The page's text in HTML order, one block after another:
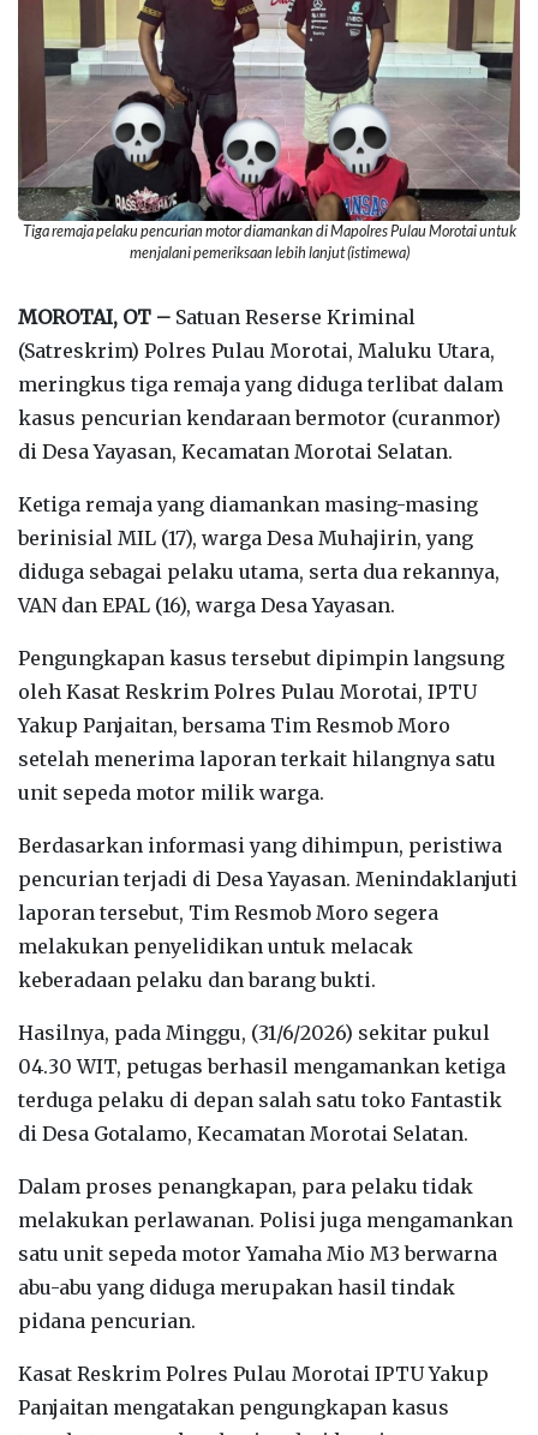
Tiga remaja pelaku pencurian motor diamankan di Mapolres Pulau Morotai untuk
menjalani pemeriksaan lebih lanjut (istimewa)
‎MOROTAI, OT – Satuan Reserse Kriminal
(Satreskrim) Polres Pulau Morotai, Maluku Utara,
meringkus tiga remaja yang diduga terlibat dalam
kasus pencurian kendaraan bermotor (curanmor)
di Desa Yayasan, Kecamatan Morotai Selatan.‎
‎Ketiga remaja yang diamankan masing-masing
berinisial MIL (17), warga Desa Muhajirin, yang
diduga sebagai pelaku utama, serta dua rekannya,
VAN dan EPAL (16), warga Desa Yayasan.
‎Pengungkapan kasus tersebut dipimpin langsung
oleh Kasat Reskrim Polres Pulau Morotai, IPTU
Yakup Panjaitan, bersama Tim Resmob Moro
setelah menerima laporan terkait hilangnya satu
unit sepeda motor milik warga.
‎Berdasarkan informasi yang dihimpun, peristiwa
pencurian terjadi di Desa Yayasan. Menindaklanjuti
laporan tersebut, Tim Resmob Moro segera
melakukan penyelidikan untuk melacak
keberadaan pelaku dan barang bukti.
‎Hasilnya, pada Minggu, (31/6/2026) sekitar pukul
04.30 WIT, petugas berhasil mengamankan ketiga
terduga pelaku di depan salah satu toko Fantastik
di Desa Gotalamo, Kecamatan Morotai Selatan.
‎Dalam proses penangkapan, para pelaku tidak
melakukan perlawanan. Polisi juga mengamankan
satu unit sepeda motor Yamaha Mio M3 berwarna
abu-abu yang diduga merupakan hasil tindak
pidana pencurian.
‎Kasat Reskrim Polres Pulau Morotai IPTU Yakup
Panjaitan mengatakan pengungkapan kasus